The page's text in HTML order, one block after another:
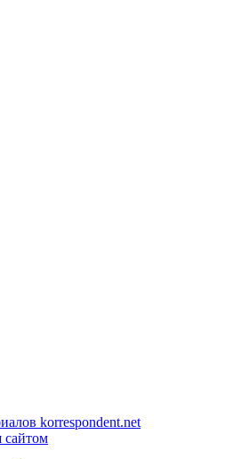
korrespondent.net
сайтом